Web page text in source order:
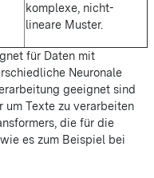
komplexe, nicht-
lineare Muster.
für Daten mit
Neuronale
geeignet sind
um Texte zu verarbeiten
die für die
es zum Beispiel bei